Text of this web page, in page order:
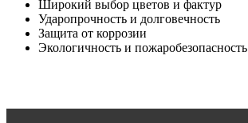
Широкий выбор цветов и фактур
Ударопрочность и долговечность
Защита от коррозии
Экологичность и пожаробезопасность